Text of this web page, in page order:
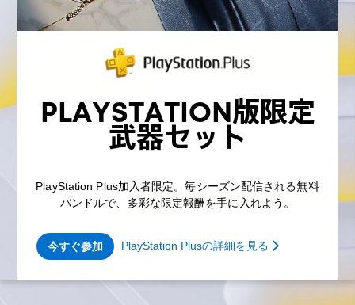
PLAYSTATION版限定
武器セット
PlayStation Plus加入者限定。毎シーズン配信される無料
バンドルで、多彩な限定報酬を手に入れよう。
今すぐ参加 PlayStation Plusの詳細を見る